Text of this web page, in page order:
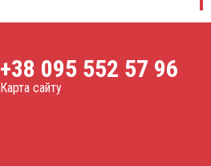
+38 095 552 57 96
Карта сайту